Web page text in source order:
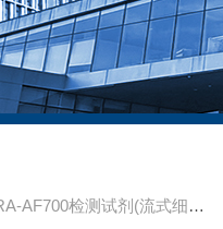
AF700检测试剂(流式细胞法)